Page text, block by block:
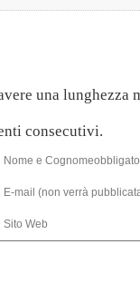
una lunghezza
consecutivi.
Nome e
E-mail (non verrà
Sito Web